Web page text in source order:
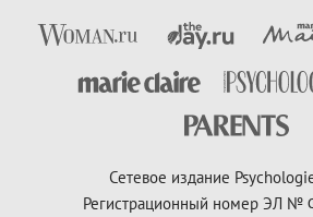
Сетевое издание
Регистрационный номер ЭЛ №